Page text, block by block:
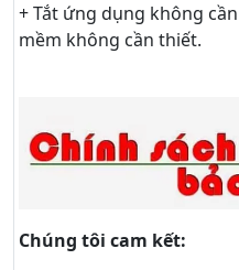
+ Tắt ứng dụng không
mềm không cần thiết.
Chúng tôi cam kết: